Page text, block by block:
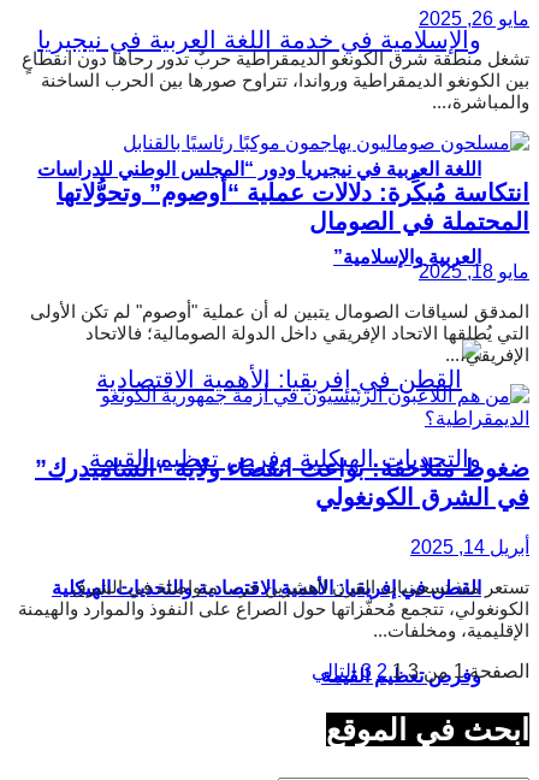
اللغة العربية في نيجيريا ودور “المجلس الوطني للدراسات
العربية والإسلامية”
القطن في إفريقيا: الأهمية الاقتصادية والتحديات الهيكلية
وفرص تعظيم القيمة
مايو 26, 2025
تشغل منطقة شرق الكونغو الديمقراطية حربٌ تدور رحاها دون انقطاعٍ
بين الكونغو الديمقراطية ورواندا، تتراوح صورها بين الحرب الساخنة
والمباشرة،...
انتكاسة مُبكِّرة: دلالات عملية “أوصوم” وتحوُّلاتها
المحتملة في الصومال
مايو 18, 2025
المدقق لسياقات الصومال يتبين له أن عملية "أوصوم" لم تكن الأولى
التي يُطلقها الاتحاد الإفريقي داخل الدولة الصومالية؛ فالاتحاد
الإفريقي،...
ضغوط متلاحقة: بواعث انقضاء ولاية “الساميدرك”
في الشرق الكونغولي
أبريل 14, 2025
تستعر منذ تسعينيات القرن العشرين حرب متواصلة في الشرق
الكونغولي، تتجمع مُحفّزاتها حول الصراع على النفوذ والموارد والهيمنة
الإقليمية، ومخلفات...
الصفحة 1 من 3
1
2
3 التالي
ابحث في الموقع